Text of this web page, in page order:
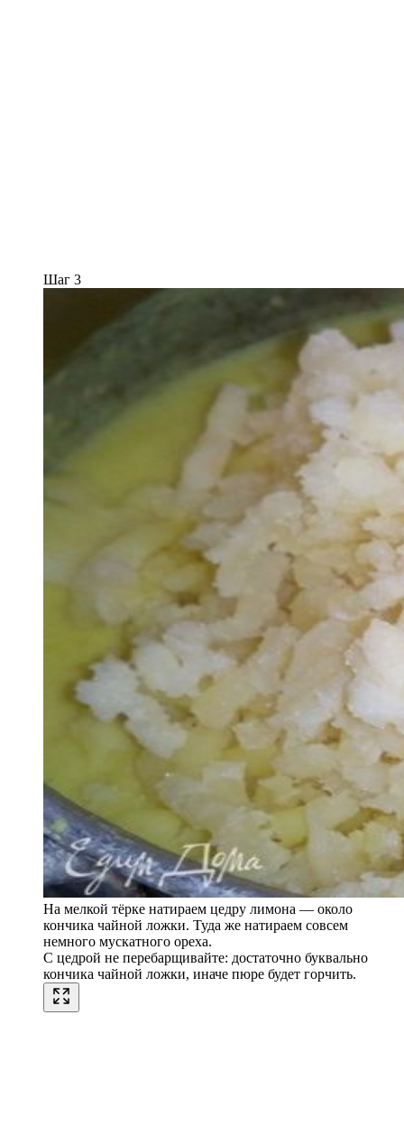
Шаг 3
На мелкой тёрке натираем цедру лимона — около
кончика чайной ложки. Туда же натираем совсем
немного мускатного ореха.
С цедрой не перебарщивайте: достаточно буквально
кончика чайной ложки, иначе пюре будет горчить.